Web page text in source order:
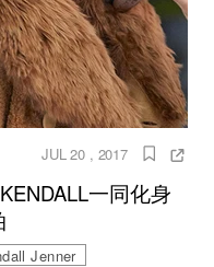
JUL 20 , 2017
一同化身
Jenner